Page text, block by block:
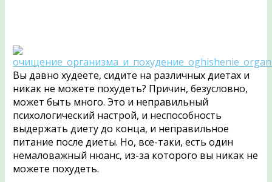
Вы давно худеете, сидите на различных диетах и
никак не можете похудеть? Причин, безусловно,
может быть много. Это и неправильный
психологический настрой, и неспособность
выдержать диету до конца, и неправильное
питание после диеты. Но, все-таки, есть один
немаловажный нюанс, из-за которого вы никак не
можете похудеть.